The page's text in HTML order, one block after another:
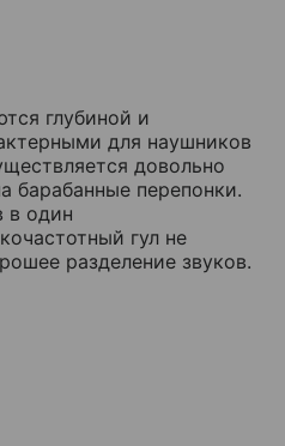
глубиной и
для наушников
довольно
барабанные перепонки.
в один
гул не
разделение звуков.